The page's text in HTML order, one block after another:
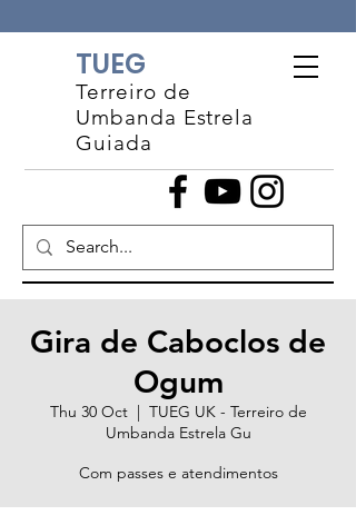
TUEG
Terreiro de
Umbanda Estrela
Guiada
Gira de Caboclos de
Ogum
Thu 30 Oct
  |
TUEG UK - Terreiro de
Umbanda Estrela Gu
Com passes e atendimentos